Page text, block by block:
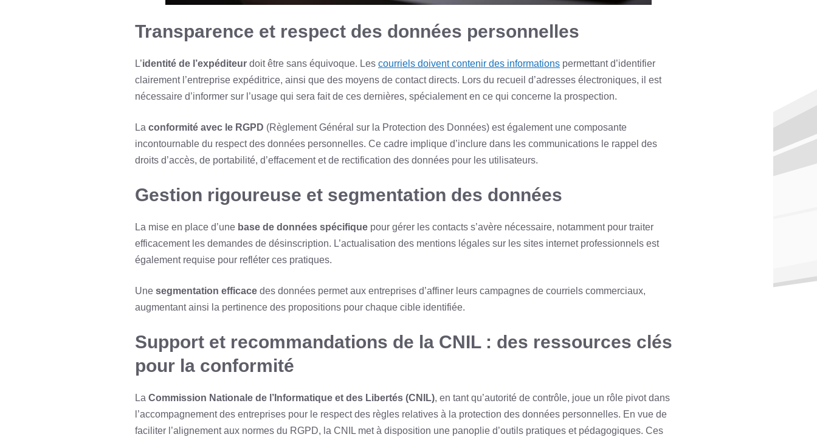
Transparence et respect des données personnelles
L’identité de l’expéditeur doit être sans équivoque. Les courriels doivent contenir des informations permettant d’identifier
clairement l’entreprise expéditrice, ainsi que des moyens de contact directs. Lors du recueil d’adresses électroniques, il est
nécessaire d’informer sur l’usage qui sera fait de ces dernières, spécialement en ce qui concerne la prospection.
La conformité avec le RGPD (Règlement Général sur la Protection des Données) est également une composante
incontournable du respect des données personnelles. Ce cadre implique d’inclure dans les communications le rappel des
droits d’accès, de portabilité, d’effacement et de rectification des données pour les utilisateurs.
Gestion rigoureuse et segmentation des données
La mise en place d’une base de données spécifique pour gérer les contacts s’avère nécessaire, notamment pour traiter
efficacement les demandes de désinscription. L’actualisation des mentions légales sur les sites internet professionnels est
également requise pour refléter ces pratiques.
Une segmentation efficace des données permet aux entreprises d’affiner leurs campagnes de courriels commerciaux,
augmentant ainsi la pertinence des propositions pour chaque cible identifiée.
Support et recommandations de la CNIL : des ressources clés
pour la conformité
La Commission Nationale de l’Informatique et des Libertés (CNIL), en tant qu’autorité de contrôle, joue un rôle pivot dans
l’accompagnement des entreprises pour le respect des règles relatives à la protection des données personnelles. En vue de
faciliter l’alignement aux normes du RGPD, la CNIL met à disposition une panoplie d’outils pratiques et pédagogiques. Ces